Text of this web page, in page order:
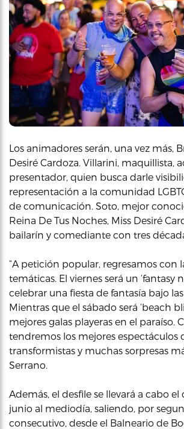
Los animadores serán, una vez más,
Desiré Cardoza. Villarini, maquillista,
presentador, quien busca darle
representación a la comunidad
de comunicación. Soto, mejor
Reina De Tus Noches, Miss Desiré
bailarín y comediante con tres
“A petición popular, regresamos con
temáticas. El viernes será un ‘fantasy
celebrar una fiesta de fantasía bajo las
Mientras que el sábado será ‘beach
mejores galas playeras en el paraíso.
tendremos los mejores espectáculos
transformistas y muchas sorpresas
Serrano.
Además, el desfile se llevará a cabo
junio al mediodía, saliendo, por
consecutivo, desde el Balneario de